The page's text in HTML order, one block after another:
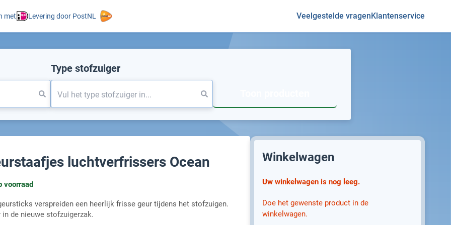
met Levering door PostNL Veelgestelde vragenKlantenservice
Type stofzuiger
luchtverfrissers Ocean
voorraad
verspreiden een heerlijk frisse geur tijdens het stofzuigen.
in de nieuwe stofzuigerzak.
Winkelwagen
Uw winkelwagen is nog leeg.
Doe het gewenste product in de
winkelwagen.